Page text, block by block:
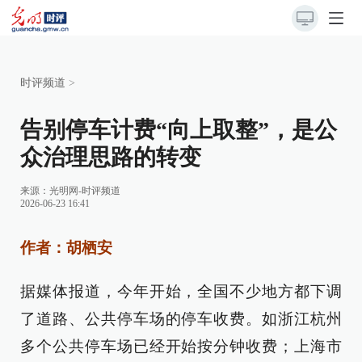
时评频道 >
告别停车计费“向上取整”，是公
众治理思路的转变
来源： 光明网-时评频道
2026-06-23 16:41
作者：胡栖安
据媒体报道，今年开始，全国不少地方都下调
了道路、公共停车场的停车收费。如浙江杭州
多个公共停车场已经开始按分钟收费；上海市